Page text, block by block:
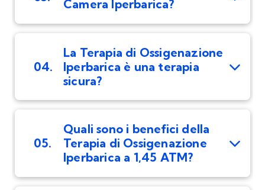
Camera Iperbarica?
04.
La Terapia di Ossigenazione
Iperbarica è una terapia
sicura?
05.
Quali sono i benefici della
Terapia di Ossigenazione
Iperbarica a 1,45 ATM?